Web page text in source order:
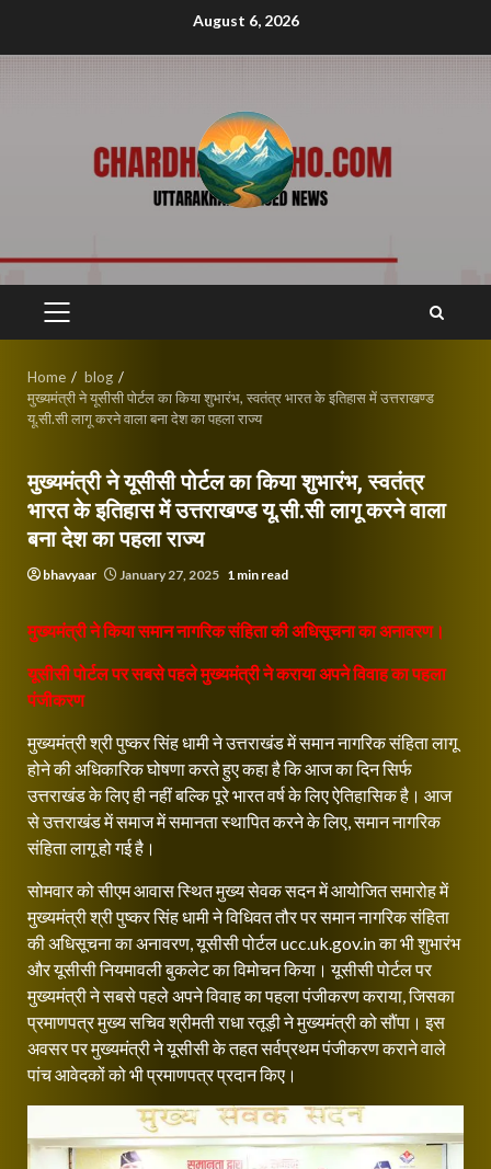
August 6, 2026
PRIMARY
Home
blog
मुख्यमंत्री ने यूसीसी पोर्टल का किया शुभारंभ, स्वतंत्र भारत के इतिहास में उत्तराखण्ड
यू.सी.सी लागू करने वाला बना देश का पहला राज्य
मुख्यमंत्री ने यूसीसी पोर्टल का किया शुभारंभ, स्वतंत्र
भारत के इतिहास में उत्तराखण्ड यू.सी.सी लागू करने वाला
बना देश का पहला राज्य
bhavyaar January 27, 2025 1 min read
मुख्यमंत्री ने किया समान नागरिक संहिता की अधिसूचना का अनावरण।
यूसीसी पोर्टल पर सबसे पहले मुख्यमंत्री ने कराया अपने विवाह का पहला
पंजीकरण
मुख्यमंत्री श्री पुष्कर सिंह धामी ने उत्तराखंड में समान नागरिक संहिता लागू
होने की अधिकारिक घोषणा करते हुए कहा है कि आज का दिन सिर्फ
उत्तराखंड के लिए ही नहीं बल्कि पूरे भारत वर्ष के लिए ऐतिहासिक है। आज
से उत्तराखंड में समाज में समानता स्थापित करने के लिए, समान नागरिक
संहिता लागू हो गई है।
सोमवार को सीएम आवास स्थित मुख्य सेवक सदन में आयोजित समारोह में
मुख्यमंत्री श्री पुष्कर सिंह धामी ने विधिवत तौर पर समान नागरिक संहिता
की अधिसूचना का अनावरण, यूसीसी पोर्टल ucc.uk.gov.in का भी शुभारंभ
और यूसीसी नियमावली बुकलेट का विमोचन किया। यूसीसी पोर्टल पर
मुख्यमंत्री ने सबसे पहले अपने विवाह का पहला पंजीकरण कराया, जिसका
प्रमाणपत्र मुख्य सचिव श्रीमती राधा रतूड़ी ने मुख्यमंत्री को सौंपा। इस
अवसर पर मुख्यमंत्री ने यूसीसी के तहत सर्वप्रथम पंजीकरण कराने वाले
पांच आवेदकों को भी प्रमाणपत्र प्रदान किए।